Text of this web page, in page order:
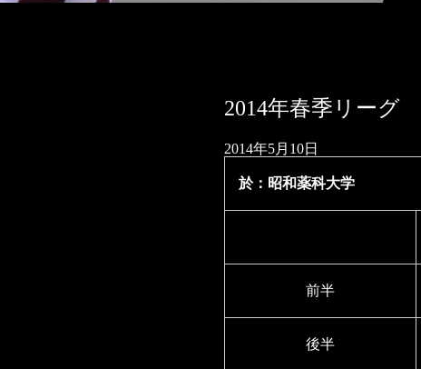
2014年春季リー
2014年5月10日
於：昭和薬科大学
前半
後半